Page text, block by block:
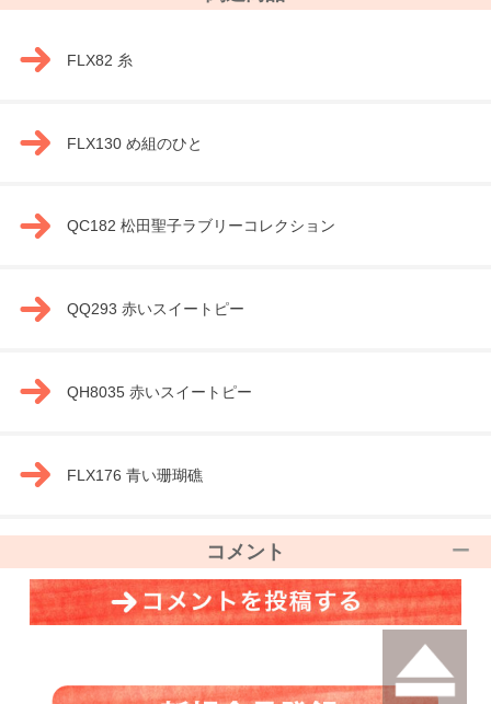
FLX82 糸
FLX130 め組のひと
QC182 松田聖子ラブリーコレクション
QQ293 赤いスイートピー
QH8035 赤いスイートピー
FLX176 青い珊瑚礁
コメント